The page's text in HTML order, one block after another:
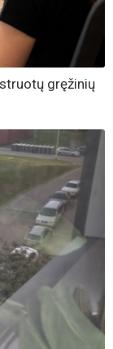
gręžinių